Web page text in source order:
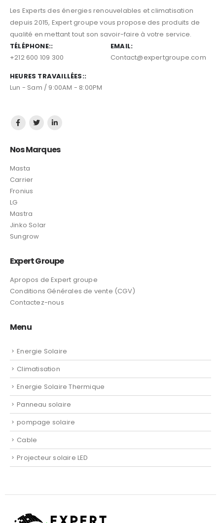
Les Experts des énergies renouvelables et climatisation
depuis 2015, Expert groupe vous propose des produits de
qualité en mettant tout son savoir-faire à votre service.
TÉLÉPHONE::
+212 600 109 300
EMAIL:
Contact@expertgroupe.com
HEURES TRAVAILLÉES::
Lun - Sam / 9:00AM - 8:00PM
Nos Marques
Masta
Carrier
Fronius
LG
Mastra
Jinko Solar
Sungrow
Expert Groupe
Apropos de Expert groupe
Conditions Générales de vente (CGV)
Contactez-nous
Menu
Energie Solaire
Climatisation
Energie Solaire Thermique
Panneau solaire
pompage solaire
Cable
Projecteur solaire LED